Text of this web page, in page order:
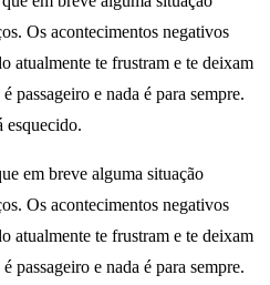
Os acontecimentos negativos
atualmente te frustram e te deixam
passageiro e nada é para sempre.
esquecido.
em breve alguma situação
Os acontecimentos negativos
atualmente te frustram e te deixam
passageiro e nada é para sempre.